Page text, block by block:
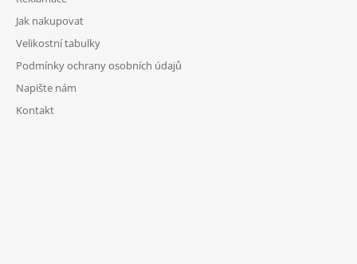
Jak nakupovat
Velikostní tabulky
Podmínky ochrany osobních údajů
Napište nám
Kontakt